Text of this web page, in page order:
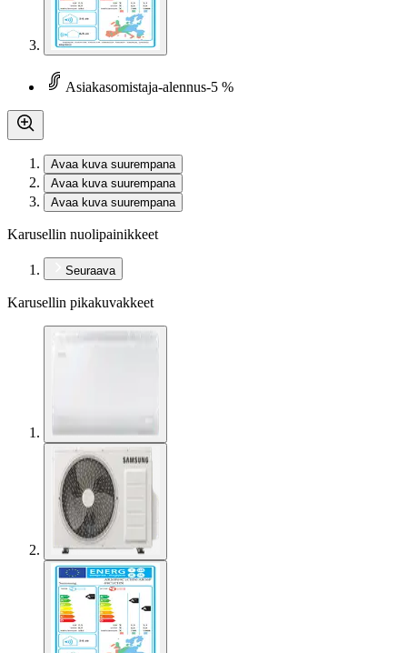
Asiakasomistaja-alennus-5 %
Avaa kuva suurempana
Avaa kuva suurempana
Avaa kuva suurempana
Karusellin nuolipainikkeet
Seuraava
Karusellin pikakuvakkeet